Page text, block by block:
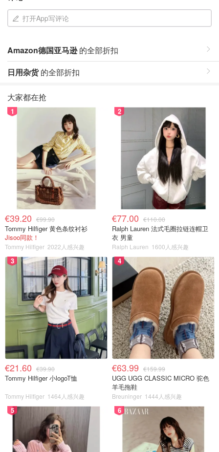
打开App写评论
Amazon德国亚马逊的全部折扣
日用杂货的全部折扣
大家都在抢
1
€39.20 €99.90
Tommy Hilfiger 黄色条纹衬衫
Jisoo同款！
Tommy Hilfiger 2022人感兴趣
2
€77.00 €110.00
Ralph Lauren 法式毛圈拉链连帽卫
衣 男童
Ralph Lauren 1600人感兴趣
3
€21.60 €39.90
Tommy Hilfiger 小logoT恤
Tommy Hilfiger 1464人感兴趣
4
€63.99 €159.99
UGG UGG CLASSIC MICRO 驼色
羊毛拖鞋
Breuninger 1444人感兴趣
5 6